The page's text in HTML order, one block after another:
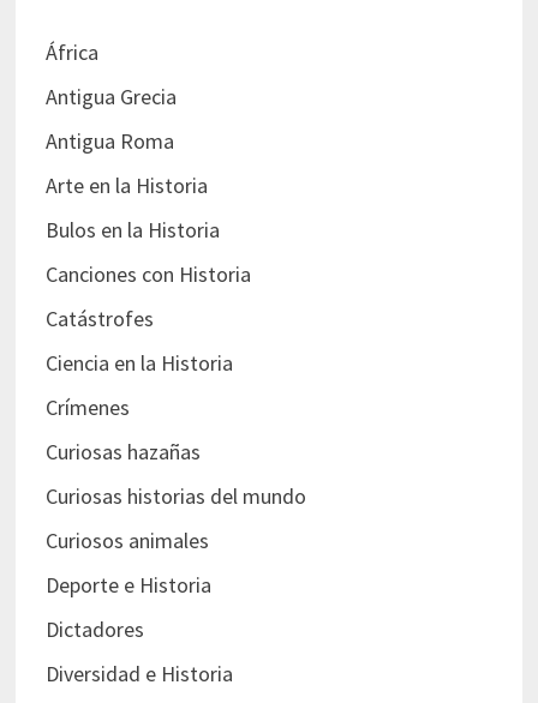
África
Antigua Grecia
Antigua Roma
Arte en la Historia
Bulos en la Historia
Canciones con Historia
Catástrofes
Ciencia en la Historia
Crímenes
Curiosas hazañas
Curiosas historias del mundo
Curiosos animales
Deporte e Historia
Dictadores
Diversidad e Historia